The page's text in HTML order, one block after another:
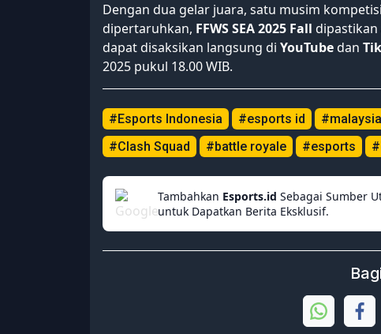
Dengan dua gelar juara, satu musim
dipertaruhkan, FFWS SEA 2025 Fall
dapat disaksikan langsung di YouTubedan
2025 pukul 18.00 WIB.
#Esports Indonesia #esports id #malaysia
#Clash Squad
#battle royale #esports
Tambahkan Esports.id Sebagai Sumber
untuk Dapatkan Berita Eksklusif.